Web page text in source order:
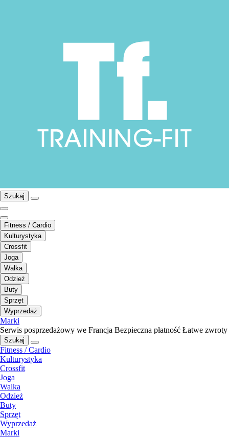
Szukaj
Fitness / Cardio
Kulturystyka
Crossfit
Joga
Walka
Odzież
Buty
Sprzęt
Wyprzedaż
Marki
Serwis posprzedażowy we Francja Bezpieczna płatność Łatwe zwroty
Szukaj
Fitness / Cardio
Kulturystyka
Crossfit
Joga
Walka
Odzież
Buty
Sprzęt
Wyprzedaż
Marki